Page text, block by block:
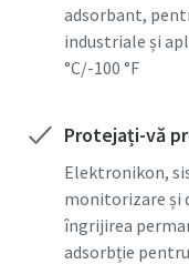
adsorbant,
industriale și
°C/-100 °F
Protejați-vă
Elektronikon,
monitorizare și
îngrijirea
adsorbție